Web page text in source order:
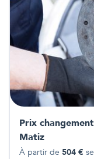
Prix
Matiz
À partir de 504 €